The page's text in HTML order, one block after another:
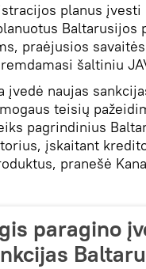
planus įvesti
Baltarusijos
praėjusios
šaltiniu
įvedė naujas
teisių
pagrindinius
įskaitant
pranešė
paragino